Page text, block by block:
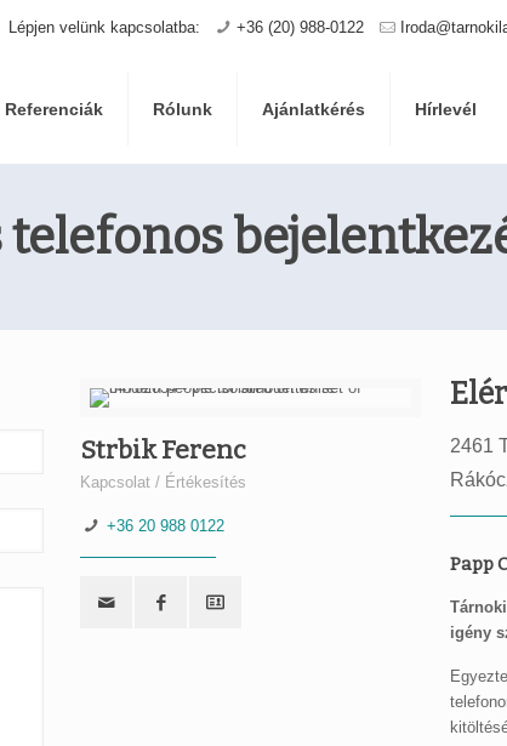
Lépjen velünk kapcsolatba: +36 (20) 988-0122
Referenciák Rólunk Ajánlatkérés Hírlevél
Strbik Ferenc
Kapcsolat / Értékesítés
+36 20 988 0122
2461
Papp
igény